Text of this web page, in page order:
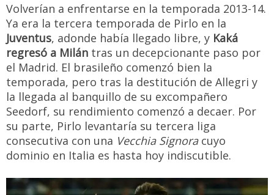
Volverían a enfrentarse en la temporada 2013-14.
Ya era la tercera temporada de Pirlo en la
Juventus, adonde había llegado libre, y Kaká
regresó a Milán tras un decepcionante paso por
el Madrid. El brasileño comenzó bien la
temporada, pero tras la destitución de Allegri y
la llegada al banquillo de su excompañero
Seedorf, su rendimiento comenzó a decaer. Por
su parte, Pirlo levantaría su tercera liga
consecutiva con una Vecchia Signoracuyo
dominio en Italia es hasta hoy indiscutible.